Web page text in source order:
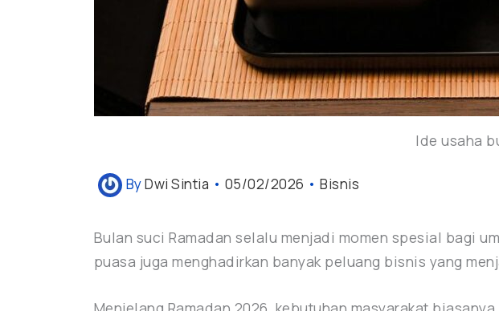
Ide usaha
ByDwi Sintia • 05/02/2026 •Bisnis
Bulan suci Ramadan selalu menjadi momen spesial bagi
puasa juga menghadirkan banyak peluang bisnis yang